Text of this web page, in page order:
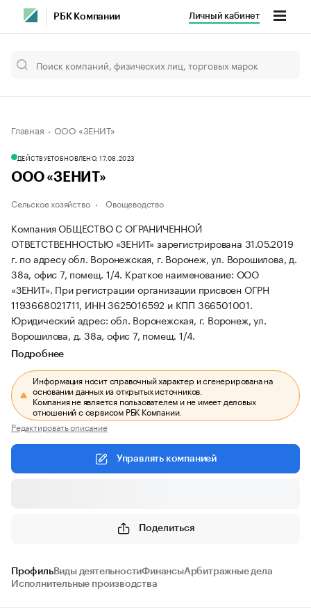
РБК Компании Личный кабинет
Главная ООО «ЗЕНИТ»
ДЕЙСТВУЕТОБНОВЛЕНО, 17.08.2023
ООО «ЗЕНИТ»
Сельское хозяйство Овощеводство
Компания ОБЩЕСТВО С ОГРАНИЧЕННОЙ
ОТВЕТСТВЕННОСТЬЮ «ЗЕНИТ» зарегистрирована 31.05.2019
г. по адресу обл. Воронежская, г. Воронеж, ул. Ворошилова, д.
38а, офис 7, помещ. 1/4. Краткое наименование: ООО
«ЗЕНИТ». При регистрации организации присвоен ОГРН
1193668021711, ИНН 3625016592 и КПП 366501001.
Юридический адрес: обл. Воронежская, г. Воронеж, ул.
Ворошилова, д. 38а, офис 7, помещ. 1/4.
Подробнее
Информация носит справочный характер и сгенерирована на
основании данных из открытых источников.
Компания не является пользователем и не имеет деловых
отношений с сервисом РБК Компании.
Редактировать описание
Управлять компанией
Поделиться
ПрофильВиды деятельностиФинансыАрбитражные дела
Исполнительные производства